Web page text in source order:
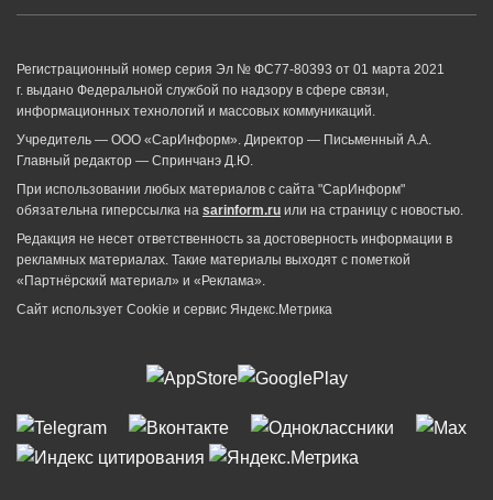
Регистрационный номер серия Эл № ФС77-80393 от 01 марта 2021
г. выдано Федеральной службой по надзору в сфере связи,
информационных технологий и массовых коммуникаций.
Учредитель — ООО «СарИнформ». Директор — Письменный А.А.
Главный редактор — Спринчанэ Д.Ю.
При использовании любых материалов с сайта "СарИнформ"
обязательна гиперссылка на sarinform.ru или на страницу с новостью.
Редакция не несет ответственность за достоверность информации в
рекламных материалах. Такие материалы выходят с пометкой
«Партнёрский материал» и «Реклама».
Сайт использует Cookie и сервиc Яндекс.Метрика